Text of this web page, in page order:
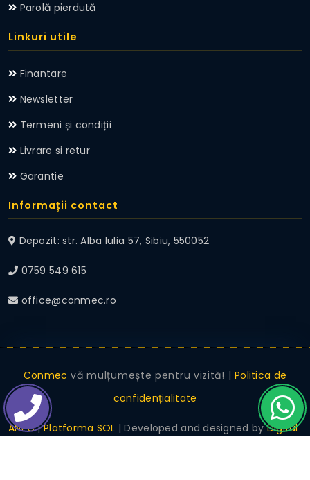
Parolă pierdută
Linkuri utile
Finantare
Newsletter
Termeni și condiții
Livrare si retur
Garantie
Informații contact
Depozit: str. Alba Iulia 57, Sibiu, 550052
0759 549 615
office@conmec.ro
Conmec vă mulțumește pentru vizită! | Politica de
confidențialitate
ANPC|Platforma SOL | Developed and designed byDigital